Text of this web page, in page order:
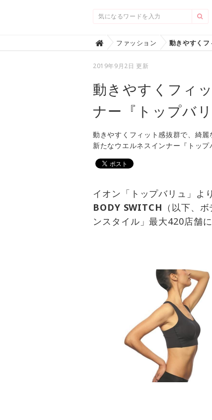
Homeファッション
2019年9月2日 更新
動きやすくフィ
ナー『トップバ
動きやすくフィット感抜群で、綺
新たなウエルネスインナー『トッ
イオン「トップバリュ」よ
BODY SWITCH （以下、
ンスタイル」最大420店舗